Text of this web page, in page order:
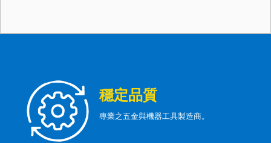
穩定品質
專業之五金與機器工具製造商。